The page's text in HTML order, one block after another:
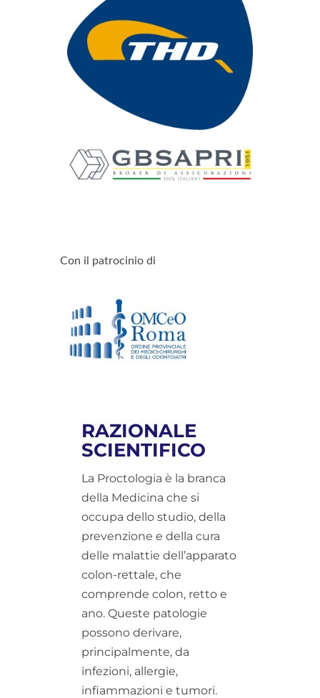
Con il patrocinio di
RAZIONALE
SCIENTIFICO
La Proctologia è la branca
della Medicina che si
occupa dello studio, della
prevenzione e della cura
delle malattie dell’apparato
colon-rettale, che
comprende colon, retto e
ano. Queste patologie
possono derivare,
principalmente, da
infezioni, allergie,
infiammazioni e tumori.